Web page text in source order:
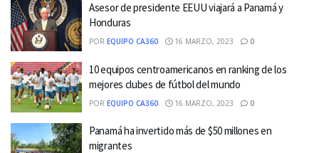
Asesor de presidente EEUU viajará a Panamá y
Honduras
POR EQUIPO CA360 16 MARZO, 2023 0
10 equipos centroamericanos en ranking de los
mejores clubes de fútbol del mundo
POR EQUIPO CA360 16 MARZO, 2023 0
Panamá ha invertido más de $50 millones en
migrantes